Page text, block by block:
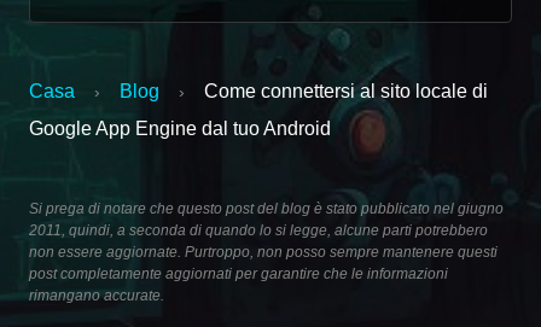
Casa › Blog ›
Come connettersi al sito locale di
Google App Engine dal tuo Android
Si prega di notare che questo post del blog è stato pubblicato nel giugno
2011, quindi, a seconda di quando lo si legge, alcune parti potrebbero
non essere aggiornate. Purtroppo, non posso sempre mantenere questi
post completamente aggiornati per garantire che le informazioni
rimangano accurate.